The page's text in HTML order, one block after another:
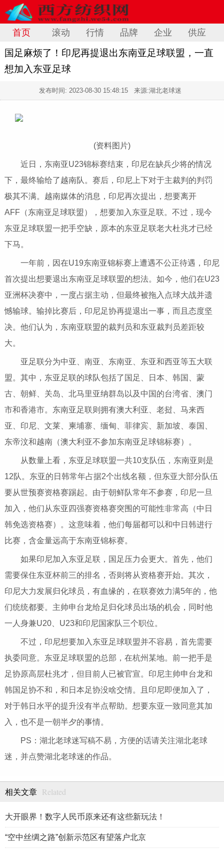
首页 滚动 行情 品牌 企业 供应
国足麻烦了！印尼再提退出东南亚足球联盟，一直
想加入东亚足球
发布时间: 2023-08-30 15:48:15 来源:湖北老球迷
(资料图片)
近日，东南亚U23锦标赛结束，印尼在缺兵少将的情况
下，最终输给了越南队。赛后，印尼上下对于主裁判的判罚
极其不满。越南媒体的消息，印尼再次提出，想要离开
AFF（东南亚足球联盟），想要加入东亚足联。不过，现今
东亚足球联盟一把手空缺，原本的东亚足联老大杜兆才已经
下马。
一年前，因在U19东南亚锦标赛上遭遇不公正待遇，印尼
首次提出想要退出东南亚足球联盟的想法。如今，他们在U23
亚洲杯决赛中，一度占据主动，但最终被拖入点球大战并遗
憾输球。输掉比赛后，印尼足协再提退出一事，而且态度坚
决。他们认为，东南亚联盟的裁判员和东亚裁判员差距较
大。
亚足联分为中亚、南亚、东南亚、东亚和西亚等五大联
盟。其中，东亚足联的球队包括了国足、日本、韩国、蒙
古、朝鲜、关岛、北马里亚纳群岛以及中国的台湾省、澳门
市和香港市。东南亚足联则拥有澳大利亚、老挝、马来西
亚、印尼、文莱、柬埔寨、缅甸、菲律宾、新加坡、泰国、
东帝汶和越南（澳大利亚不参加东南亚足球锦标赛）。
从数量上看，东亚足球联盟一共10支队伍，东南亚则是
12队。东亚的日韩常年占据2个出线名额，但东亚大部分队伍
要从世预赛资格赛踢起。由于朝鲜队常年不参赛，印尼一旦
加入，他们从东亚四强赛资格赛突围的可能性非常高（中日
韩免选资格赛）。这意味着，他们每届都可以和中日韩进行
比赛，含金量远高于东南亚锦标赛。
如果印尼加入东亚足联，国足压力会更大。首先，他们
需要保住东亚杯前三的排名，否则将从资格赛开始。其次，
印尼大力发展归化球员，有血缘的，在联赛效力满5年的，他
们统统都要。主帅申台龙给足归化球员出场的机会，同时他
一人身兼U20、U23和印尼国家队三个职位。
不过，印尼想要加入东亚足球联盟并不容易，首先需要
执委同意。东亚足球联盟的总部，在杭州某地。前一把手是
足协原高层杜兆才，但目前人已被官宣。印尼主帅申台龙和
韩国足协不和，和日本足协没啥交情。且印尼即便加入了，
对于韩日水平的提升没有半点帮助。想要东亚一致同意其加
入，也不是一朝半夕的事情。
PS：湖北老球迷写稿不易，方便的话请关注湖北老球
迷，并点赞湖北老球迷的作品。
相关文章 Related
大开眼界！数字人民币原来还有这些新玩法！
“空中丝绸之路”创新示范区有望落户北京